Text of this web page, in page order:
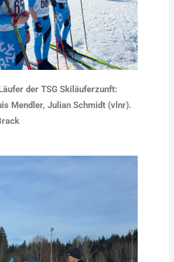
der TSG Skiläuferzunft:
Mendler, Julian Schmidt (vlnr).